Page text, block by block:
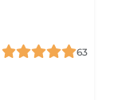
63